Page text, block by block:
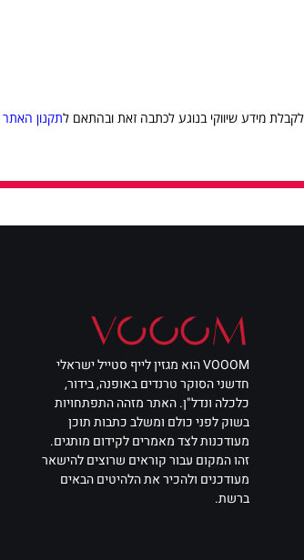
לקבלת מידע שיווקי בנוגע לכתבה זאת ובהתאם לתקנון האתר
VOOOM הוא מגזין לייף סטייל ישראלי
חדשני הסוקר טרנדים באופנה, בידור,
כלכלה ונדל"ן. האתר מזהה התפתחויות
בשוק לפני כולם ומשלב כתבות תוכן
מעודכנות לצד מאמרים לקידום מותגים.
זהו המקום עבור קוראים שרוצים להישאר
מעודכנים ולהכיר את הלהיטים הבאים
ברשת.